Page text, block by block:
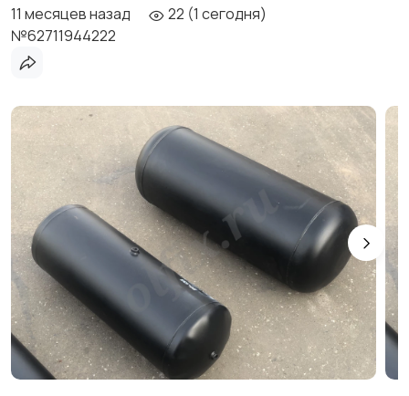
11 месяцев назад
22 (1 сегодня)
№62711944222